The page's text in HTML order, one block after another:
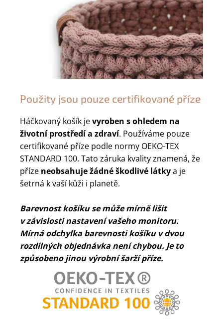
Použity jsou pouze certifikované příze
Háčkovaný košík jevyroben s ohledem na
životní prostředí a zdraví. Používáme pouze
certifikované příze podle normy OEKO-TEX
STANDARD 100. Tato záruka kvality znamená, že
příze neobsahuje žádné škodlivé látkya je
šetrná k vaší kůži i planetě.
Barevnost košíku se může mírně lišit
v závislosti nastavení vašeho monitoru.
Mírná odchylka barevnosti košíku v dvou
rozdílných objednávka není chybou. Je to
způsobeno jinou výrobní šarží příze.